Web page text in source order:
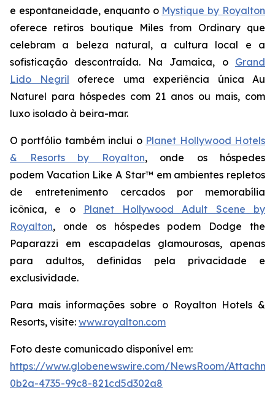
e espontaneidade, enquanto o Mystique by Royalton
oferece retiros boutique Miles from Ordinaryque
celebram a beleza natural, a cultura local e a
sofisticação descontraída. Na Jamaica, o Grand
Lido Negril oferece uma experiência única Au
Naturel para hóspedes com 21 anos ou mais, com
luxo isolado à beira-mar.
O portfólio também inclui o Planet Hollywood Hotels
& Resorts by Royalton, onde os hóspedes
podem Vacation Like A Star™ em ambientes repletos
de entretenimento cercados por memorabília
icônica, e o
Planet Hollywood Adult Scene by
Royalton, onde os hóspedes podem Dodge the
Paparazzi em escapadelas glamourosas, apenas
para adultos, definidas pela privacidade e
exclusividade.
Para mais informações sobre o Royalton Hotels &
Resorts, visite: www.royalton.com
Foto deste comunicado disponível em:
https://www.globenewswire.com/NewsRoom/
0b2a-4735-99c8-821cd5d302a8